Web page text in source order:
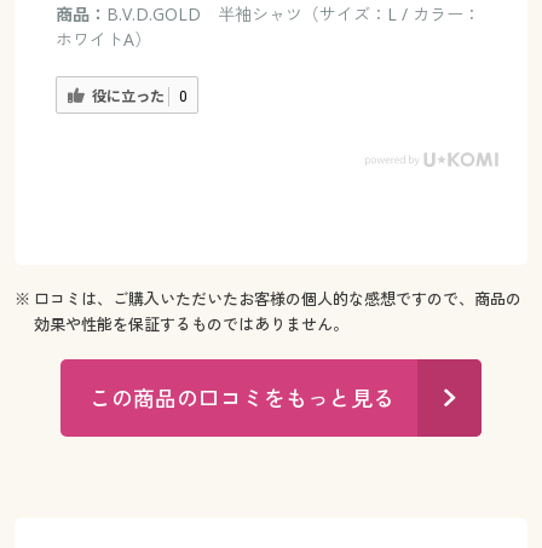
商品： B.V.D.GOLD 半袖シャツ（サイズ：L / カラー：
ホワイトA）
役に立った 0
※ 口コミは、ご購入いただいたお客様の個人的な感想ですので、商品の
効果や性能を保証するものではありません。
この商品の口コミをもっと見る